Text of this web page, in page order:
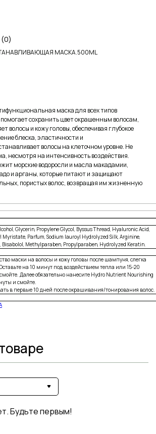
(0)
МАСКА.500ML
маска для всех типов
сохранить цвет окрашенным волосам,
волосы и кожу головы, обеспечивая глубокое
блеска, эластичности и
волосы на клеточном уровне. Не
несмотря на интенсивность воздействия.
морские водоросли и масла макадамии,
и арганы, которые питают и защищают
пористых волос, возвращая им жизненную
Glycerin, Propylene Glycol, Byssus Thread, Hyaluronic Acid,
Myristate, Parfum, Sodium lauroyl Hydrolyzed Silk, Arginine,
Bisabolol, Methylparaben, Propylparaben, Hydrolyzed Keratin.
маски на волосы и кожу головы после шампуня, слегка
на 10 минут под воздействием тепла или 15-20
Далее обязательно нанесите Hydro Nutrient Nourishing
и смойте.
в первые 10 дней после окрашивания/тонирования волос.
Будьте первым!